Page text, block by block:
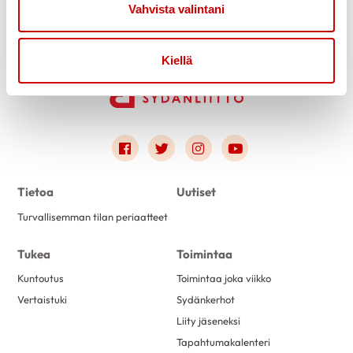
Vahvista valintani
Kiellä
Link to facebook
Link to twitter
Link to instagram
Link to youtube
Tietoa
Turvallisemman tilan periaatteet
Uutiset
Tukea
Kuntoutus
Vertaistuki
Toimintaa
Toimintaa joka viikko
Sydänkerhot
Liity jäseneksi
Tapahtumakalenteri